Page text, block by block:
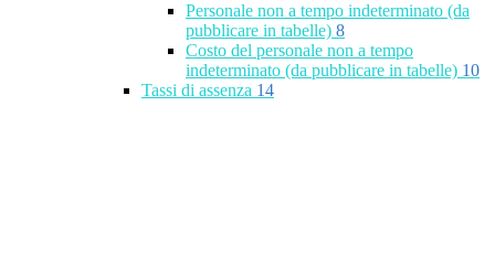
Personale non a tempo indeterminato (da
pubblicare in tabelle) 8
Costo del personale non a tempo
indeterminato (da pubblicare in tabelle) 10
Tassi di assenza 14